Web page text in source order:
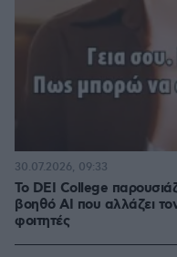
Το DEI College
βοηθό AI που αλλάζει
φοιτητές
30.07.2026, 09:33